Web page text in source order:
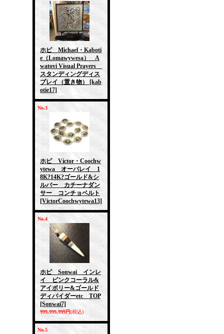
ホピ Michael・Kaboti
e（Lomawywesa） A
watovi Visual Prayers
スタンディングディス
プレイ（置き物）
[kab
otie17]
No.3
ホピ Victor・Coochw
ytewa オーバレイ 1
8K?14K?ゴールド&シ
ルバー カチーナダン
サー コンチョベルト
[VictorCoochwytewa13]
No.4
ホピ Sonwai インレ
イ ピンクコーラル&
アイボリー&ゴールド
ディバイダーetc TOP
[Sonwai7]
999,999,999円(税込)
No.5